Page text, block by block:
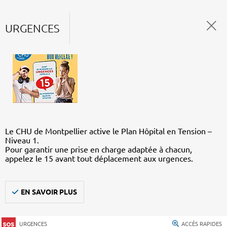
URGENCES
Le CHU de Montpellier active le Plan Hôpital en Tension –
Niveau 1.
Pour garantir une prise en charge adaptée à chacun,
appelez le 15 avant tout déplacement aux urgences.
EN SAVOIR PLUS
URGENCES ACCÈS RAPIDES